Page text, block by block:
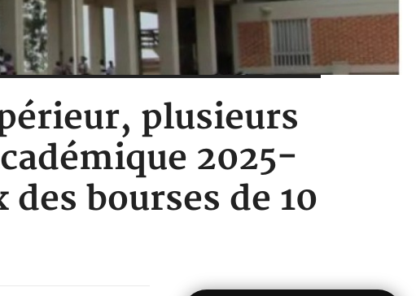
plusieurs
2025-
bourses de 10